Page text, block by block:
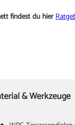
findest du hier
& Werkzeuge